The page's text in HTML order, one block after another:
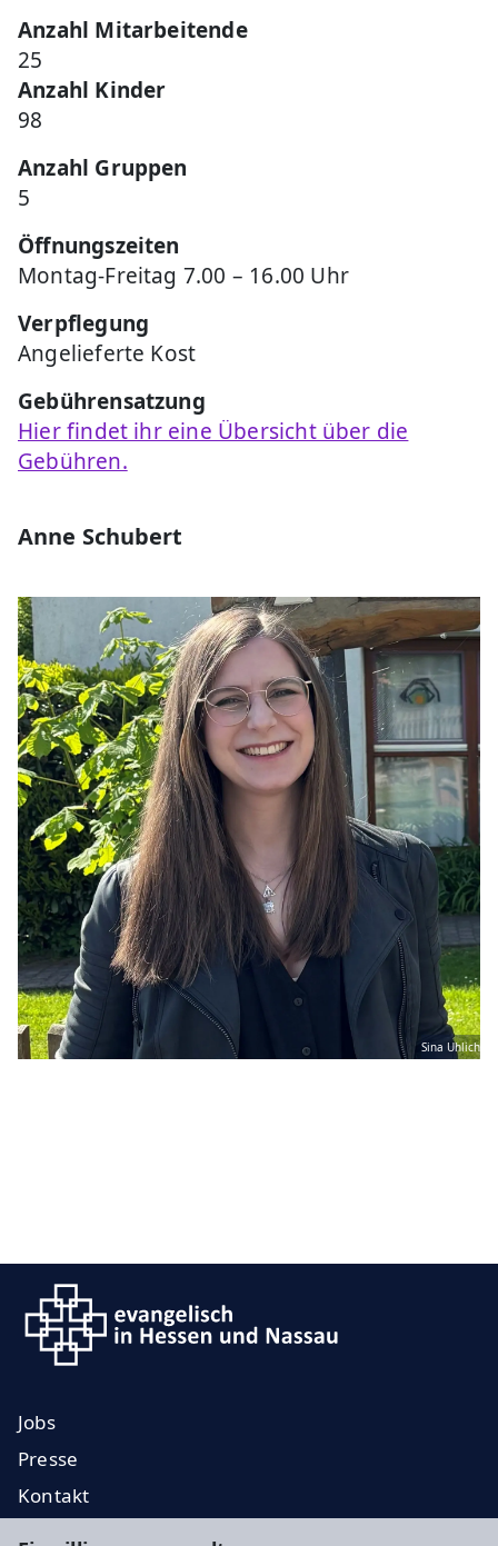
Anzahl Mitarbeitende
25
Anzahl Kinder
98
Anzahl Gruppen
5
Öffnungszeiten
Montag-Freitag 7.00 – 16.00 Uhr
Verpflegung
Angelieferte Kost
Gebührensatzung
Hier findet ihr eine Übersicht über die
Gebühren.
Anne Schubert
Sina Uhlich
Jobs
Presse
Kontakt